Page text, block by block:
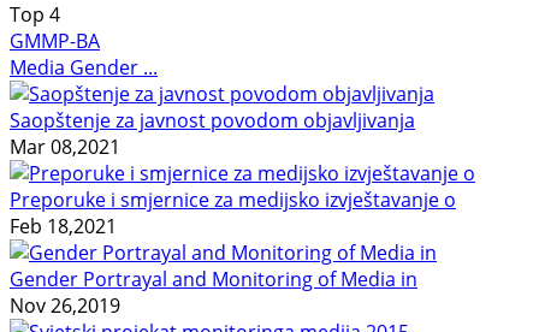
Top 4
GMMP-BA
Media Gender ...
Saopštenje za javnost povodom objavljivanja
Mar 08,2021
Preporuke i smjernice za medijsko izvještavanje o
Feb 18,2021
Gender Portrayal and Monitoring of Media in
Nov 26,2019